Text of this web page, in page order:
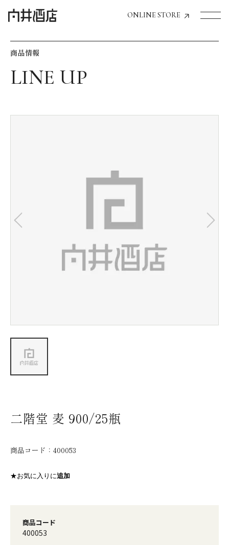
ONLINE STORE
飲食店経営のお客様
お気に入り機能の活用方法
会社情報
商品情報
二階堂 麦 900/25瓶
商品コード： 400053
★お気に入りに追加
商品コード
400053